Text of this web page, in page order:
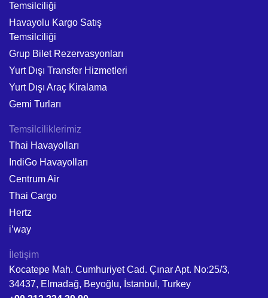
Temsilciliği
Havayolu Kargo Satış
Temsilciliği
Grup Bilet Rezervasyonları
Yurt Dışı Transfer Hizmetleri
Yurt Dışı Araç Kiralama
Gemi Turları
Temsilciliklerimiz
Thai Havayolları
IndiGo Havayolları
Centrum Air
Thai Cargo
Hertz
i’way
İletişim
Kocatepe Mah. Cumhuriyet Cad. Çınar Apt. No:25/3,
34437, Elmadağ, Beyoğlu, İstanbul, Turkey